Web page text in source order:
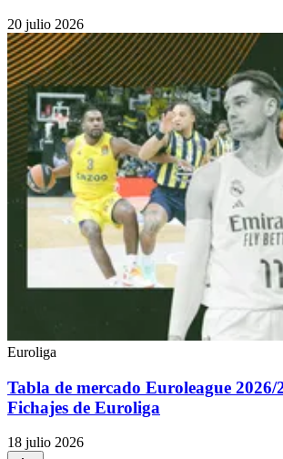
20 julio 2026
Euroliga
Tabla de mercado Euroleague
Fichajes de Euroliga
18 julio 2026